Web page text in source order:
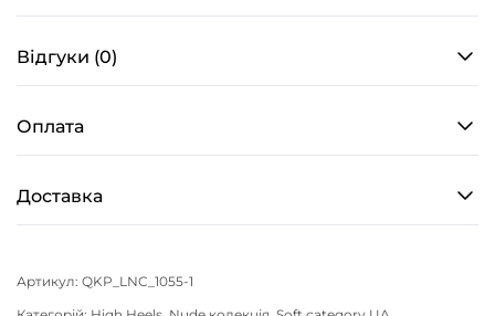
Відгуки (0)
Оплата
Доставка
Артикул: QKP_LNC_1055-1